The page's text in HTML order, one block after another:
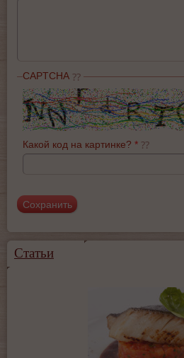
CAPTCHA
Какой код на картинке? *
Статьи